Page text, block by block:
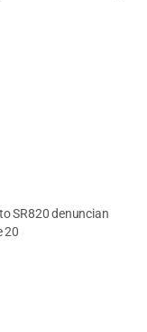
SR820 denuncian
20